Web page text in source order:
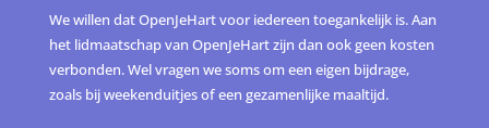
We willen dat OpenJeHart voor iedereen toegankelijk is. Aan
het lidmaatschap van OpenJeHart zijn dan ook geen kosten
verbonden. Wel vragen we soms om een eigen bijdrage,
zoals bij weekenduitjes of een gezamenlijke maaltijd.